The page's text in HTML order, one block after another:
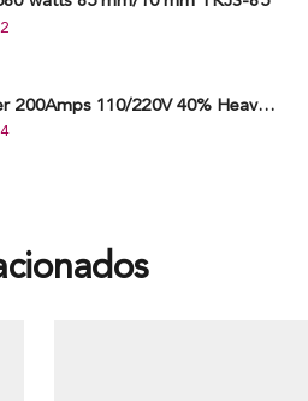
Soldador Inverter 200Amps 110/220V 40% Heavy Duty (Hd) Tkwi-200-C